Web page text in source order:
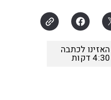
האזינו לכתבה
4:30דקות